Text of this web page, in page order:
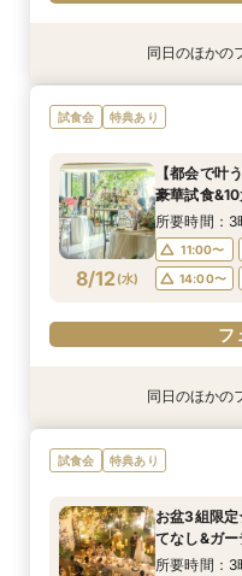
特典あり
8/11(火)
初見学でも
新プラン×試
8:45〜
14:15〜
18:00〜
特典あり
8/11(火)
≪大好評！
ごと相談*特
8:45〜
14:15〜
18:00〜
特典あり
8/11(火)
【料理ラン
試食×料理演
8:45〜
14:15〜
18:00〜
特典あり
8/11(火)
【ガーデン
ディング体感
8:45〜
14:15〜
18:00〜
同日のほかの
試食会 特典あり
8/12(水)
【都会で
豪華試食
所要時間：3
11:00〜
14:00〜
フ
特典あり
8/12(水)
≪大好評！
ごと相談*特
11:00〜
14:00〜
特典あり
8/12(水)
【ガーデン
ディング体感
11:00〜
14:00〜
特典あり
8/12(水)
初見学でも
新プラン×試
11:00〜
14:00〜
特典あり
8/12(水)
【料理ラン
試食×料理演
11:00〜
14:00〜
同日のほかの
試食会 特典あり
お盆3組限
てなし&ガ
所要時間：3